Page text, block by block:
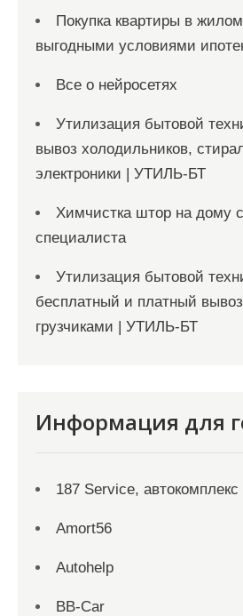
Покупка квартиры в
выгодными условиями
Все о нейросетях
Утилизация бытовой
вывоз холодильников,
электроники | УТИЛЬ-БТ
Химчистка штор на дому
специалиста
Утилизация бытовой
бесплатный и платный
грузчиками | УТИЛЬ-БТ
Информация для
187 Service, автокомплекс
Amort56
Autohelp
BB-Car